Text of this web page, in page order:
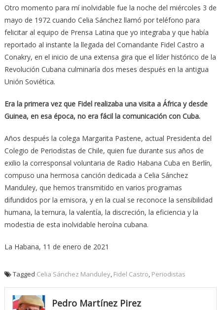
Otro momento para mí inolvidable fue la noche del miércoles 3 de
mayo de 1972 cuando Celia Sánchez llamó por teléfono para
felicitar al equipo de Prensa Latina que yo integraba y que había
reportado al instante la llegada del Comandante Fidel Castro a
Conakry, en el inicio de una extensa gira que el líder histórico de la
Revolución Cubana culminaría dos meses después en la antigua
Unión Soviética.
Era la primera vez que Fidel realizaba una visita a África y desde
Guinea, en esa época, no era fácil la comunicación con Cuba.
Años después la colega Margarita Pastene, actual Presidenta del
Colegio de Periodistas de Chile, quien fue durante sus años de
exilio la corresponsal voluntaria de Radio Habana Cuba en Berlín,
compuso una hermosa canción dedicada a Celia Sánchez
Manduley, que hemos transmitido en varios programas
difundidos por la emisora, y en la cual se reconoce la sensibilidad
humana, la ternura, la valentía, la discreción, la eficiencia y la
modestia de esta inolvidable heroína cubana.
La Habana, 11 de enero de 2021
Tagged Celia Sánchez Manduley, Fidel Castro Periodistas
Pedro Martínez Pirez